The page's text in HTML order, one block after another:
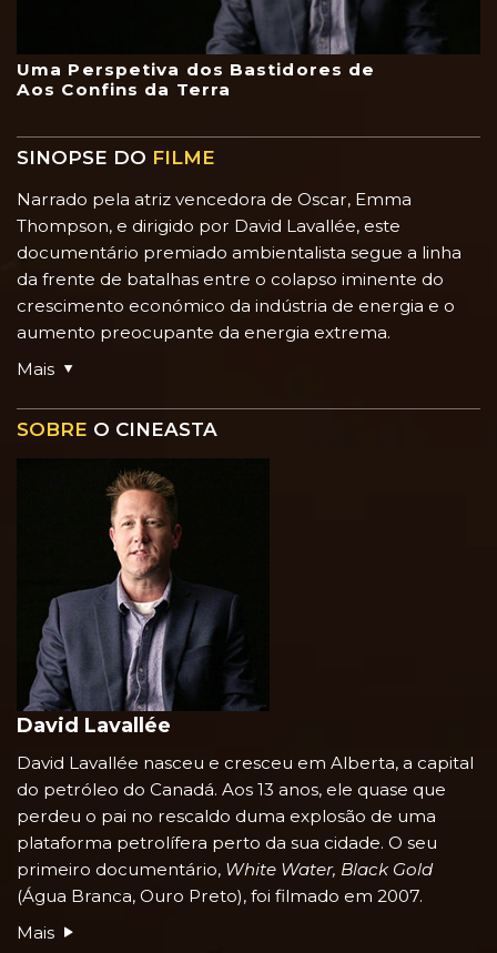
Uma Perspetiva dos Bastidores de
Aos Confins da Terra
SINOPSE DO FILME
Narrado pela atriz vencedora de Oscar, Emma
Thompson, e dirigido por David Lavallée, este
documentário premiado ambientalista segue a linha
da frente de batalhas entre o colapso iminente do
crescimento económico da indústria de energia e o
aumento preocupante da energia extrema.
Mais
SOBRE O CINEASTA
David Lavallée
David Lavallée nasceu e cresceu em Alberta, a capital
do petróleo do Canadá. Aos 13 anos, ele quase que
perdeu o pai no rescaldo duma explosão de uma
plataforma petrolífera perto da sua cidade. O seu
primeiro documentário, White Water, Black Gold
(Água Branca, Ouro Preto), foi filmado em 2007.
Mais